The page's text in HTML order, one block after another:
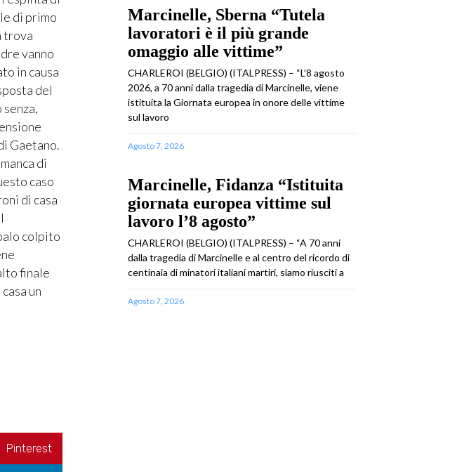
di primo
trova
vanno
in causa
del
Gaetano.
di
caso
di casa
colpito
finale
un
Pinterest
Marcinelle, Sberna “Tutela
lavoratori è il più grande
omaggio alle vittime”
CHARLEROI (BELGIO) (ITALPRESS) – “L’8 agosto
2026, a 70 anni dalla tragedia di Marcinelle, viene
istituita la Giornata europea in onore delle vittime
sul lavoro
Agosto 7, 2026
Marcinelle, Fidanza “Istituita
giornata europea vittime sul
lavoro l’8 agosto”
CHARLEROI (BELGIO) (ITALPRESS) – “A 70 anni
dalla tragedia di Marcinelle e al centro del ricordo di
centinaia di minatori italiani martiri, siamo riusciti a
Agosto 7, 2026